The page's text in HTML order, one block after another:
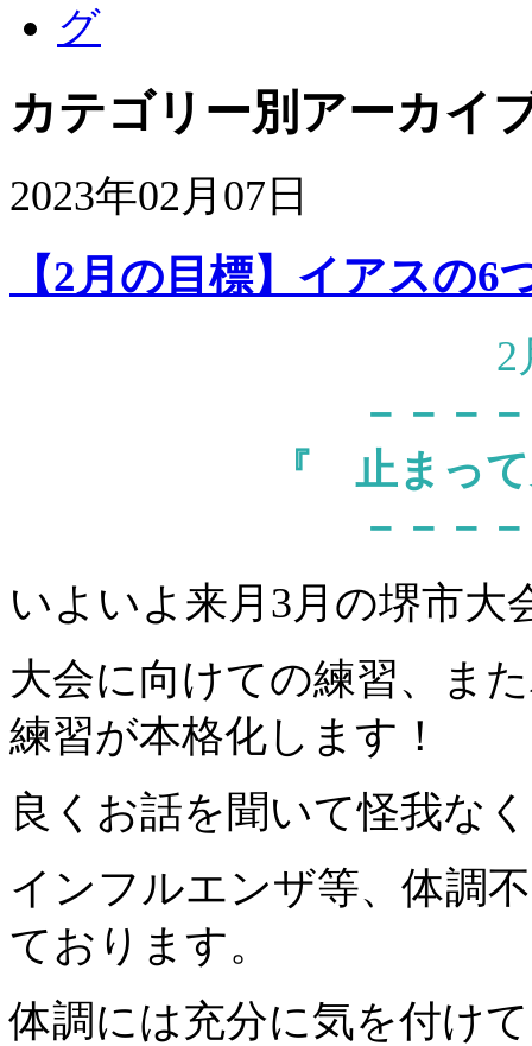
カテゴリー別アーカイ
2023年02月07日
【2月の目標】イアスの6
2
－－－
『 止まっ
－－－
いよいよ来月3月の堺市
大会に向けての練習、ま
練習が本格化します！
良くお話を聞いて怪我な
インフルエンザ等、体調
ております。
体調には充分に気を付け